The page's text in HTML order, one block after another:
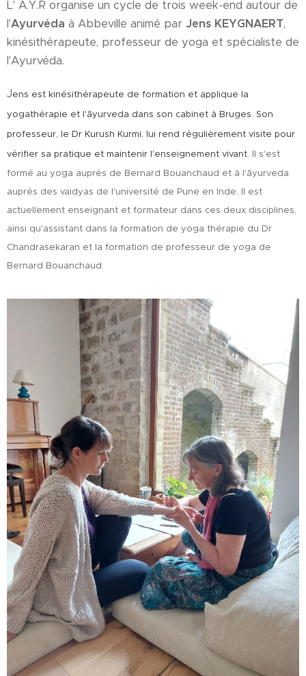
L' A.Y.R organise un cycle de trois week-end autour de
l'Ayurvéda à Abbeville animé par Jens KEYGNAERT,
kinésithérapeute, professeur de yoga et spécialiste de
l'Ayurvéda.
Jens est kinésithérapeute de formation et applique la
yogathérapie et l'āyurveda dans son cabinet à Bruges. Son
professeur, le Dr Kurush Kurmi, lui rend régulièrement visite pour
vérifier sa pratique et maintenir l'enseignement vivant. Il s'est
formé au yoga auprès de Bernard Bouanchaud et à l'āyurveda
auprès des vaidyas de l'université de Pune en Inde. Il est
actuellement enseignant et formateur dans ces deux disciplines,
ainsi qu'assistant dans la formation de yoga thérapie du Dr
Chandrasekaran et la formation de professeur de yoga de
Bernard Bouanchaud.